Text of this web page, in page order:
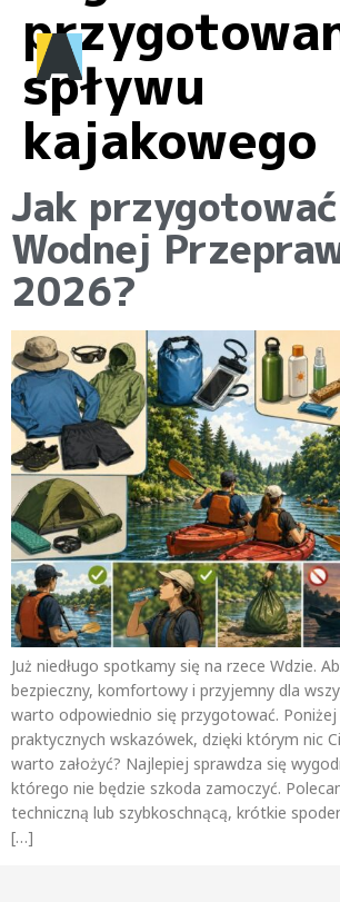
spływu
kajakowego
Jak
Wodnej
2026?
Już niedługo spotkamy się na rzece Wdzie.
bezpieczny, komfortowy i przyjemny dla
warto odpowiednio się przygotować. Poniżej
praktycznych wskazówek, dzięki którym nic
warto założyć? Najlepiej sprawdza się
którego nie będzie szkoda zamoczyć.
techniczną lub szybkoschnącą, krótkie
[…]